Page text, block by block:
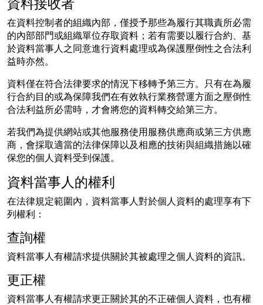
在資料控制者的組織內部，僅授予那些為履行其職責所必需
的內部部門或組織單位存取資料；若有需要以履行合約、基
於資料當事人之同意進行資料處理或為保護壓倒性之合法利
益時亦然。
資料僅在符合法律要求的情況下移轉予第三方。只有在為履
行合約目的或為保障我們在有效執行業務營運方面之壓倒性
合法利益所必需時，才會將您的資料轉交給第三方。
若我們為提供網站或其他服務使用服務供應商或第三方供應
商，會採取適當的法律保障以及相應的技術與組織措施以確
保您的個人資料受到保護。
資料當事人的權利
在法律規定範圍內，資料當事人對於個人資料的處理享有下
列權利：
查詢權
資料當事人有權請求提供關於其被處理之個人資料的資訊。
更正權
資料當事人有權請求更正關於其的不正確個人資料，也有權